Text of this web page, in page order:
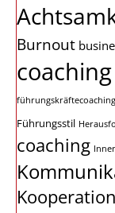
Burnout
coaching
führungskräftecoaching
Führungsstil
coaching
Kooperation